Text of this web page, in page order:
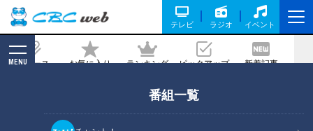
テレビ ラジオ イベント
ニュース お気に入り ランキング ピックアップ 新着記事
MENU
番組一覧
を堪能 グラビアアイドル・三田悠貴の軽